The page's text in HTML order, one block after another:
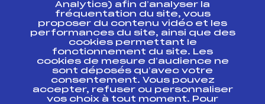
FRA1539
Ski Chrono Samse
Tour Technique –
GS Hommes
FIS
Circuits Alpin 2018
Circuits
Analytics) afin d’analyser la
fréquentation du site, vous
proposer du contenu vidéo et les
performances du site, ainsi que des
cookies permettant le
fonctionnement du site. Les
cookies de mesure d’audience ne
sont déposés qu’avec votre
consentement. Vous pouvez
accepter, refuser ou personnaliser
vos choix à tout moment. Pour